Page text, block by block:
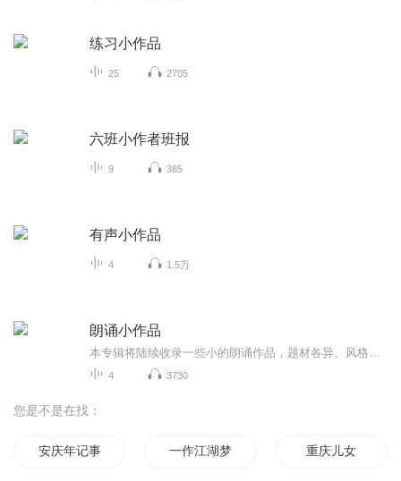
练习小作品
25 2705
六班小作者班报
9 385
有声小作品
4 1.5万
朗诵小作品
4 3730
您是不是在找：
安庆年记事 一作江湖梦 重庆儿女